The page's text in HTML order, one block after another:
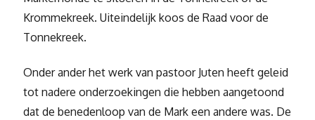
Krommekreek. Uiteindelijk koos de Raad voor de
Tonnekreek.
Onder ander het werk van pastoor Juten heeft geleid
tot nadere onderzoekingen die hebben aangetoond
dat de benedenloop van de Mark een andere was. De